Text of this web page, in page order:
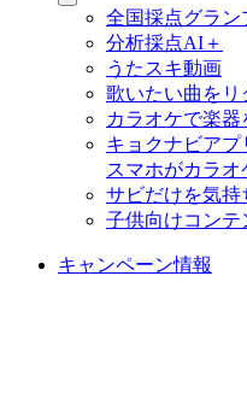
全国採点グラン
分析採点AI＋
うたスキ動画
歌いたい曲をリ
カラオケで楽器
キョクナビアプ
スマホがカラオ
サビだけを気持
子供向けコンテ
キャンペーン情報